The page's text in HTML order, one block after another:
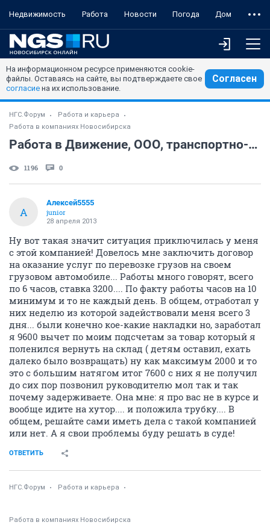
Недвижимость Работа Новости Погода Дом
На информационном ресурсе применяются cookie-
файлы. Оставаясь на сайте, вы подтверждаете свое
согласие на их использование.
Согласен
НГС.Форум
Работа и карьера
Работа в компаниях Новосибирска
Работа в Движение, ООО, транспортно-экспедиционная компания
1196 0
А
Алексей5555
junior
28 апреля 2013
Ну вот такая значит ситуация приключилась у меня
с этой компанией! Довелось мне заключить договор
на оказание услуг по перевозке грузов на своем
грузовом автомобиле... Работы много говорят, всего
по 6 часов, ставка 3200.... По факту работы часов на 10
минимум и то не каждый день. В общем, отработал у
них неделю из которой задействовали меня всего 3
дня... были конечно кое-какие накладки но, заработал
я 9600 вычет по моим подсчетам за товар который я
поленился вернуть на склад ( детям оставил, ехать
далеко было возвращать) ну как максимум 2000 и то
это с большим натягом итог 7600 с них я не получил
до сих пор позвонил руководителю мол так и так
почему задерживаете. Она мне: я про вас не в курсе и
вообще идите на хутор.... и положила трубку.... В
общем, решайте сами иметь дела с такой компанией
или нет. А я свои проблемы буду решать в суде!
ОТВЕТИТЬ
НГС.Форум Работа и карьера
Работа в компаниях Новосибирска